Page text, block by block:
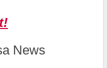
News